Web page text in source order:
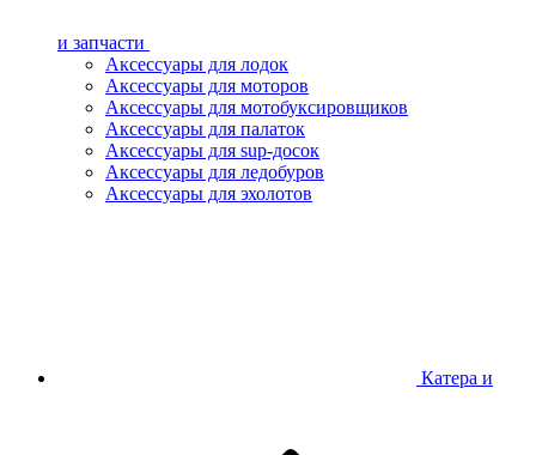
и запчасти
Аксессуары для лодок
Аксессуары для моторов
Аксессуары для мотобуксировщиков
Аксессуары для палаток
Аксессуары для sup-досок
Аксессуары для ледобуров
Аксессуары для эхолотов
Катера и